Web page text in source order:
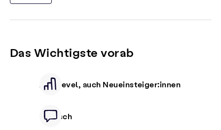
Das Wichtigste vorab
Alle Level, auch Neueinsteiger:innen
Deutsch